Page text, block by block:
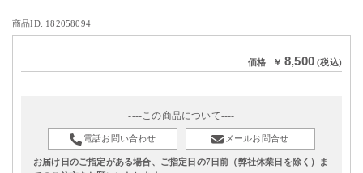
商品ID: 182058094
価格 ￥ 8,500 (税込)
----この商品について----
電話お問い合わせ メールお問合せ
お届け日のご指定がある場合、ご指定日の7日前（弊社休業日を除く）ま